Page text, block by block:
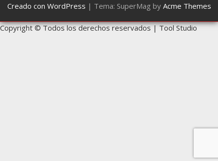
Creado con WordPress | Tema: SuperMag by Acme Themes
Copyright © Todos los derechos reservados | Tool Studio